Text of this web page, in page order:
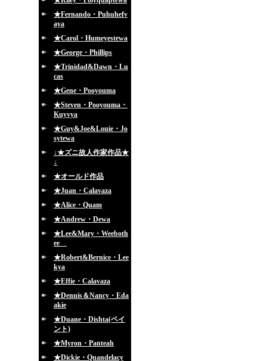
★Fernando・Puhuhefv
aya
★Carol・Humeyestewa
★George・Phillips
★Trinidad&Dawn・Lu
cas
★Gene・Pooyouma
★Steven・Pooyouma・
Kuyvya
★Guy&Joe&Louie・Jo
sytewa
↓★ズニ故人作家作品★
↓
★オールド作品
★Juan・Calavaza
★Alice・Quam
★Andrew・Dewa
★Lee&Mary・Weeboth
ee
★Robert&Bernice・Lee
kya
★Effie・Calavaza
★Dennis＆Nancy・Eda
akie
★Duane・Dishta(ペイ
ント)
★Myron・Panteah
★Dickie・Quandelacy